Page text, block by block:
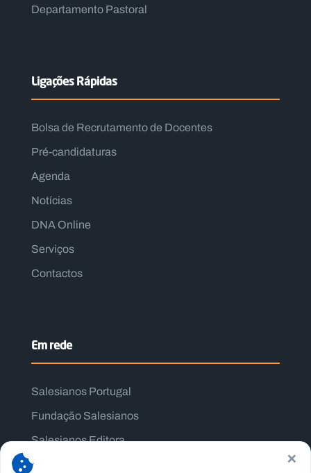
Departamento Pastoral
Ligações Rápidas
Bolsa de Recrutamento de Docentes
Pré-candidaturas
Agenda
Notícias
DNA Online
Serviços
Contactos
Em rede
Salesianos Portugal
Fundação Salesianos
Salesianos Editora
Família Salesiana
×